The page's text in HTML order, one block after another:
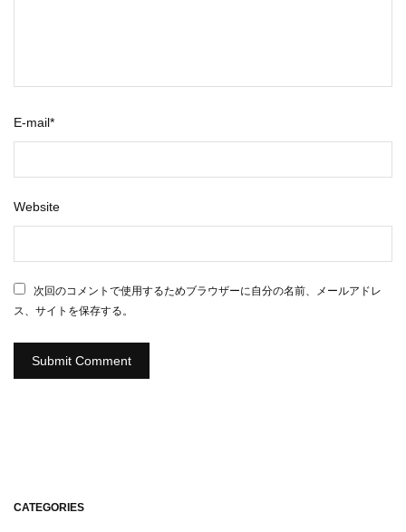
E-mail*
Website
次回のコメントで使用するためブラウザーに自分の名前、メールアドレ
ス、サイトを保存する。
CATEGORIES